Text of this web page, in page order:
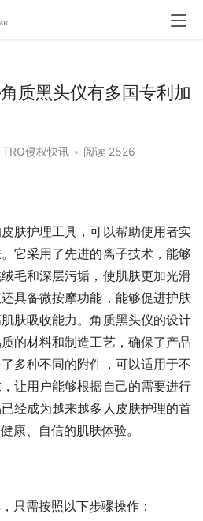
质黑头仪有多国专利加
TRO侵权快讯 • 阅读 2526
肤护理工具，可以帮助使用者实
它采用了先进的离子技术，能够
毛和深层污垢，使肌肤更加光滑
具备微按摩功能，能够促进护肤
肤吸收能力。角质黑头仪的设计
的材料和制造工艺，确保了产品
多种不同的附件，可以适用于不
让用户能够根据自己的需要进行
经成为越来越多人皮肤护理的首
康、自信的肌肤体验。
只需按照以下步骤操作：